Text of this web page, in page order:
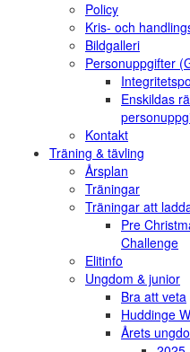
Policy
Kris- och
Bildgalleri
Personuppgifter
Enskildas
Kontakt
Träning & tävling
Årsplan
Träningar
Träningar att
Pre
Challenge
Elitinfo
Ungdom & junior
Bra att veta
Huddinge
Årets